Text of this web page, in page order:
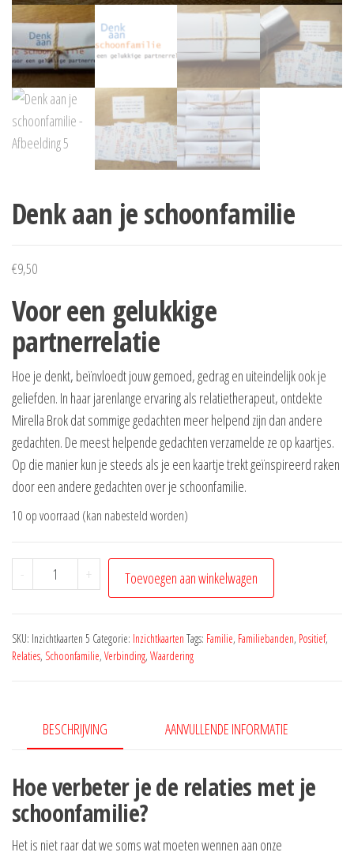
Denk aan je schoonfamilie
€9,50
Voor een gelukkige
partnerrelatie
Hoe je denkt, beïnvloedt jouw gemoed, gedrag en uiteindelijk ook je
geliefden. In haar jarenlange ervaring als relatietherapeut, ontdekte
Mirella Brok dat sommige gedachten meer helpend zijn dan andere
gedachten. De meest helpende gedachten verzamelde ze op kaartjes.
Op die manier kun je steeds als je een kaartje trekt geïnspireerd raken
door een andere gedachten over je schoonfamilie.
10 op voorraad (kan nabesteld worden)
-
Denk
aan
schoonfamilie
aantal
+ Toevoegen aan winkelwagen
SKU: Inzichtkaarten 5 Categorie: Inzichtkaarten Tags: Familie, Familiebanden, Positief,
Relaties, Schoonfamilie, Verbinding, Waardering
BESCHRIJVING AANVULLENDE INFORMATIE
Hoe verbeter je de relaties met je
schoonfamilie?
Het is niet raar dat we soms wat moeten wennen aan onze